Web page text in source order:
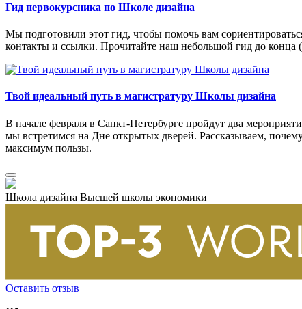
Гид первокурсника по Школе дизайна
Мы подготовили этот гид, чтобы помочь вам
контакты и ссылки. Прочитайте наш небольшой гид до
Твой идеальный путь в магистратуру Школы дизайна
В начале февраля в Санкт-Петербурге пройдут два
мы встретимся на Дне открытых дверей. Рассказываем,
максимум пользы.
Школа дизайна Высшей школы экономики
Оставить отзыв